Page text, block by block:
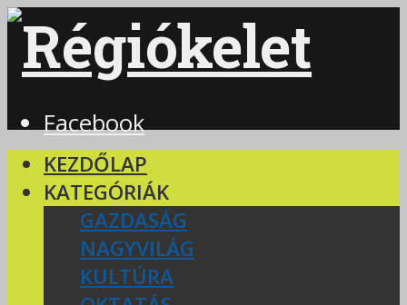
Facebook
KEZDŐLAP
KATEGÓRIÁK
GAZDASÁG
NAGYVILÁG
KULTÚRA